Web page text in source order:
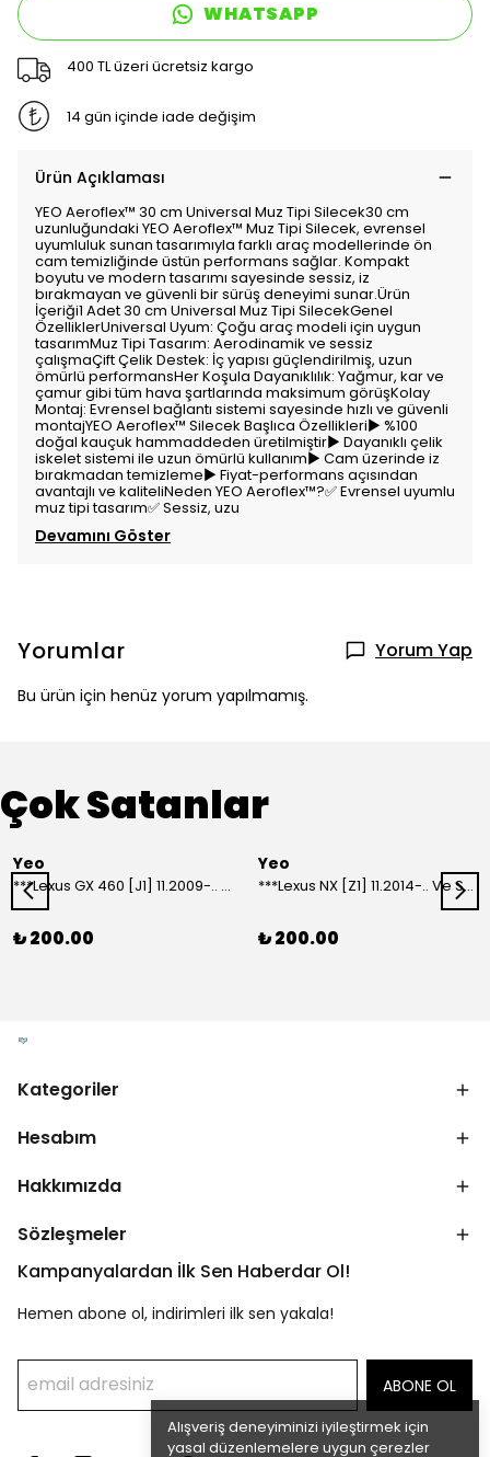
Alışveriş deneyiminizi iyileştirmek için
yasal düzenlemelere uygun çerezler
WHATSAPP
400 TL üzeri ücretsiz kargo
14 gün içinde iade değişim
Ürün Açıklaması
YEO Aeroflex™️ 30 cm Universal Muz Tipi Silecek30 cm
uzunluğundaki YEO Aeroflex™️ Muz Tipi Silecek, evrensel
uyumluluk sunan tasarımıyla farklı araç modellerinde ön
cam temizliğinde üstün performans sağlar. Kompakt
boyutu ve modern tasarımı sayesinde sessiz, iz
bırakmayan ve güvenli bir sürüş deneyimi sunar.Ürün
İçeriği1 Adet 30 cm Universal Muz Tipi SilecekGenel
ÖzelliklerUniversal Uyum: Çoğu araç modeli için uygun
tasarımMuz Tipi Tasarım: Aerodinamik ve sessiz
çalışmaÇift Çelik Destek: İç yapısı güçlendirilmiş, uzun
ömürlü performansHer Koşula Dayanıklılık: Yağmur, kar ve
çamur gibi tüm hava şartlarında maksimum görüşKolay
Montaj: Evrensel bağlantı sistemi sayesinde hızlı ve güvenli
montajYEO Aeroflex™️ Silecek Başlıca Özellikleri▶ %100
doğal kauçuk hammaddeden üretilmiştir▶ Dayanıklı çelik
iskelet sistemi ile uzun ömürlü kullanım▶ Cam üzerinde iz
bırakmadan temizleme▶ Fiyat-performans açısından
avantajlı ve kaliteliNeden YEO Aeroflex™️?✅ Evrensel uyumlu
muz tipi tasarım✅ Sessiz, uzu
Devamını Göster
Yorumlar Yorum Yap
Bu ürün için henüz yorum yapılmamış.
Çok Satanlar
Yeo
***Lexus GX 460 [J1] 11.2009-.. Ve Sonrası Model Yılları İçin Uyumlu Yeo Arka Silecek
₺ 200.00
Yeo
***Lexus NX [Z1] 11.2014-.. Ve Sonrası Model Yılları İçin Uyumlu Yeo Arka Silecek
₺ 200.00
Kategoriler
Hesabım
Hakkımızda
Sözleşmeler
Kampanyalardan İlk Sen Haberdar Ol!
Hemen abone ol, indirimleri ilk sen yakala!
ABONE OL